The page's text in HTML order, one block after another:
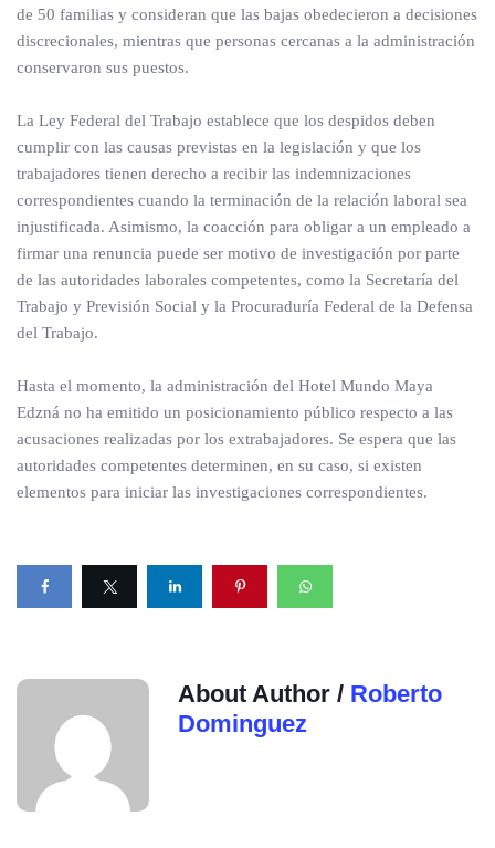
de 50 familias y consideran que las bajas obedecieron a decisiones
discrecionales, mientras que personas cercanas a la administración
conservaron sus puestos.
La Ley Federal del Trabajo establece que los despidos deben
cumplir con las causas previstas en la legislación y que los
trabajadores tienen derecho a recibir las indemnizaciones
correspondientes cuando la terminación de la relación laboral sea
injustificada. Asimismo, la coacción para obligar a un empleado a
firmar una renuncia puede ser motivo de investigación por parte
de las autoridades laborales competentes, como la Secretaría del
Trabajo y Previsión Social y la Procuraduría Federal de la Defensa
del Trabajo.
Hasta el momento, la administración del Hotel Mundo Maya
Edzná no ha emitido un posicionamiento público respecto a las
acusaciones realizadas por los extrabajadores. Se espera que las
autoridades competentes determinen, en su caso, si existen
elementos para iniciar las investigaciones correspondientes.
About Author / Roberto
Dominguez